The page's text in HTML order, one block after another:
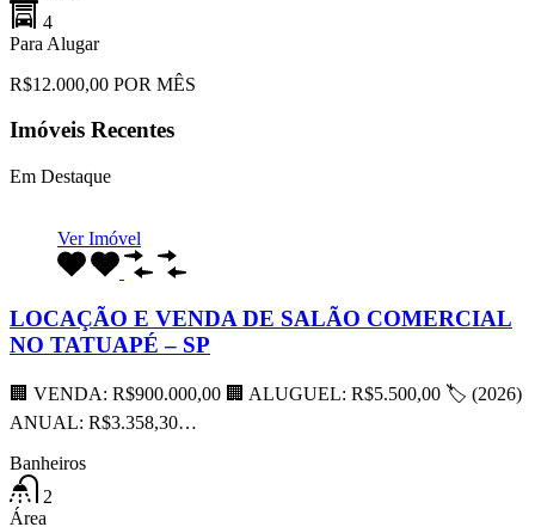
4
Para Alugar
R$12.000,00 POR MÊS
Imóveis Recentes
Em Destaque
Ver Imóvel
LOCAÇÃO E VENDA DE SALÃO COMERCIAL
NO TATUAPÉ – SP
🏢 VENDA: R$900.000,00 🏢 ALUGUEL: R$5.500,00 🏷 (2026)
ANUAL: R$3.358,30…
Banheiros
2
Área